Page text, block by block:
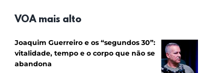
VOA mais alto
Joaquim Guerreiro e os “segundos 30”:
vitalidade, tempo e o corpo que não se
abandona